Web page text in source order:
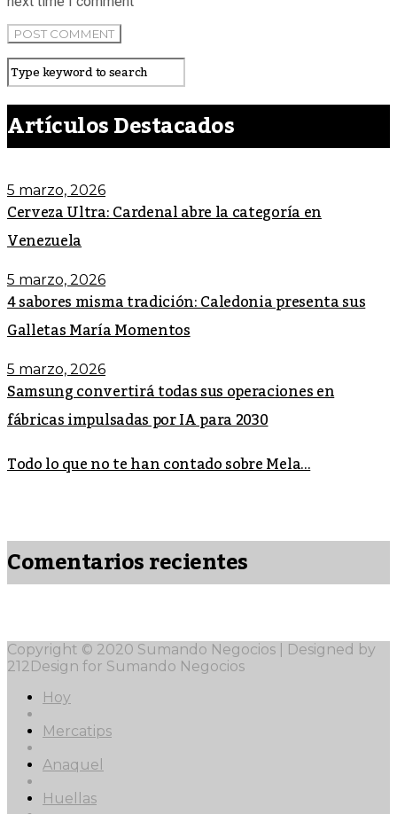
Artículos Destacados
5 marzo, 2026
Cerveza Ultra: Cardenal abre la categoría en
Venezuela
5 marzo, 2026
4 sabores misma tradición: Caledonia presenta sus
Galletas María Momentos
5 marzo, 2026
Samsung convertirá todas sus operaciones en
fábricas impulsadas por IA para 2030
Todo lo que no te han contado sobre Mela...
Comentarios recientes
Copyright © 2020 Sumando Negocios | Designed by
212Design for Sumando Negocios
Hoy
Mercatips
Anaquel
Huellas